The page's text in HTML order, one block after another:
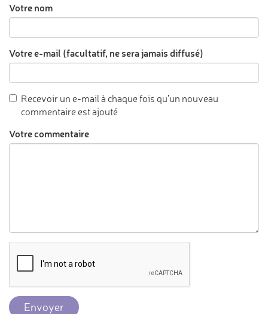
Votre nom
Votre e-mail (facultatif, ne sera jamais diffusé)
Recevoir un e-mail à chaque fois qu'un nouveau
commentaire est ajouté
Votre commentaire
Envoyer